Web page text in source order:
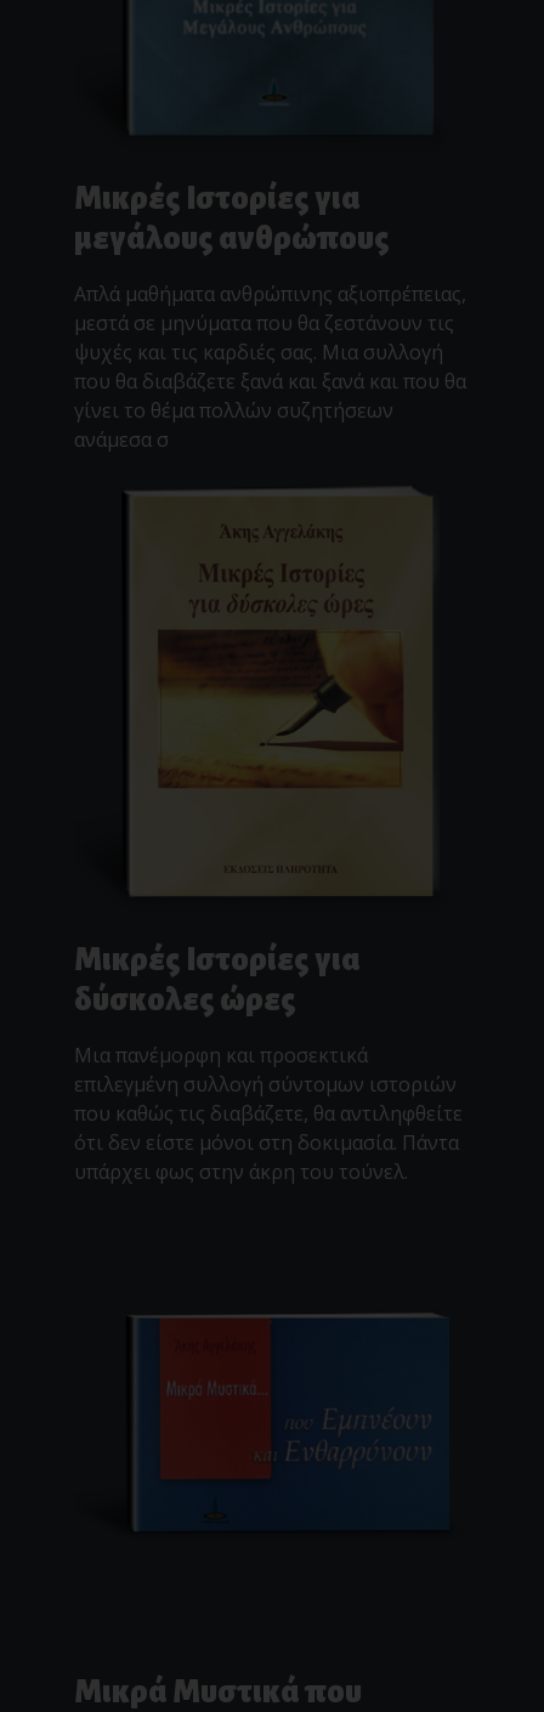
Μικρές Ιστορίες για
μεγάλους ανθρώπους
Απλά μαθήματα ανθρώπινης αξιοπρέπειας,
μεστά σε μηνύματα που θα ζεστάνουν τις
ψυχές και τις καρδιές σας. Μια συλλογή
που θα διαβάζετε ξανά και ξανά και που θα
γίνει το θέμα πολλών συζητήσεων
ανάμεσα σ
Μικρές Ιστορίες για
δύσκολες ώρες
Μια πανέμορφη και προσεκτικά
επιλεγμένη συλλογή σύντομων ιστοριών
που καθώς τις διαβάζετε, θα αντιληφθείτε
ότι δεν είστε μόνοι στη δοκιμασία. Πάντα
υπάρχει φως στην άκρη του τούνελ.
Μικρά Μυστικά που